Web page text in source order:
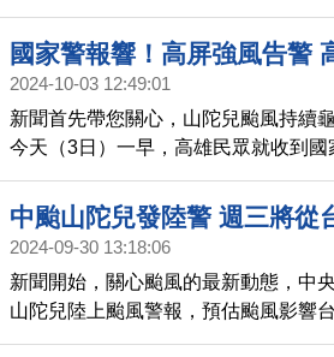
能見度，甚至不到1公尺，高雄港長
貨櫃更被吹得東倒西歪。驚悚程度，
國家警報響！高屏強風告警
2024-10-03 12:49:01
新聞首先帶您關心，山陀兒颱風持續
今天（3日）一早，高雄民眾就收到
雄港，果真出現17級強風。根據氣象
點，登陸小港、旗津一帶。高雄市長
心。
中颱山陀兒發陸警 週三將從
2024-09-30 13:18:06
新聞開始，關心颱風的最新動態，中
山陀兒陸上颱風警報，預估颱風影響
四上半天，星期三颱風中心極有可能